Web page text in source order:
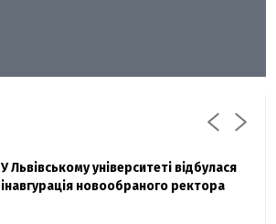
Павло Дак
Захисник "Азовсталі" Діанов вдруге
одружився та показав фото з весілля
У Львівському університеті відбулася
інавгурація новообраного ректора